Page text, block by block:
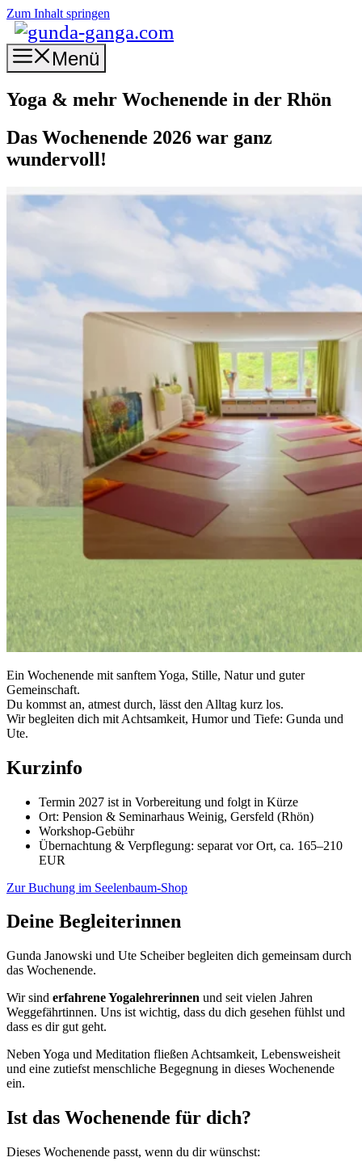
Zum Inhalt springen
Menü
Yoga & mehr Wochenende in der Rhön
Das Wochenende 2026 war ganz
wundervoll!
Ein Wochenende mit sanftem Yoga, Stille, Natur und guter
Gemeinschaft.
Du kommst an, atmest durch, lässt den Alltag kurz los.
Wir begleiten dich mit Achtsamkeit, Humor und Tiefe: Gunda und
Ute.
Kurzinfo
Termin 2027 ist in Vorbereitung und folgt in Kürze
Ort: Pension & Seminarhaus Weinig, Gersfeld (Rhön)
Workshop-Gebühr
Übernachtung & Verpflegung: separat vor Ort, ca. 165–210
EUR
Zur Buchung im Seelenbaum-Shop
Deine Begleiterinnen
Gunda Janowski und Ute Scheiber begleiten dich gemeinsam durch
das Wochenende.
Wir sind erfahrene Yogalehrerinnen und seit vielen Jahren
Weggefährtinnen. Uns ist wichtig, dass du dich gesehen fühlst und
dass es dir gut geht.
Neben Yoga und Meditation fließen Achtsamkeit, Lebensweisheit
und eine zutiefst menschliche Begegnung in dieses Wochenende
ein.
Ist das Wochenende für dich?
Dieses Wochenende passt, wenn du dir wünschst: